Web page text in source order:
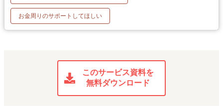
お金周りのサポートしてほしい
このサービス資料を
無料ダウンロード